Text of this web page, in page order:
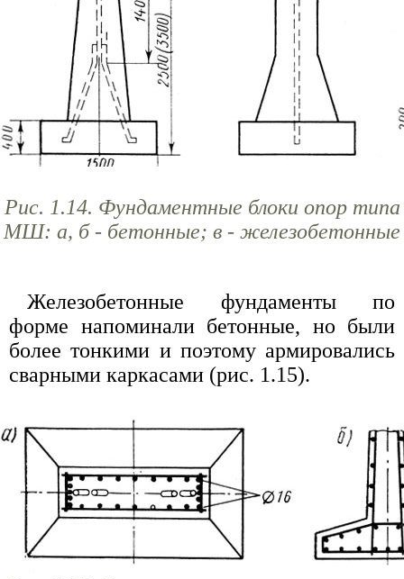
Рис. 1.14. Фундаментные блоки опор типа
МШ: а, б - бетонные; в - железобетонные
Железобетонные фундаменты по
форме напоминали бетонные, но были
более тонкими и поэтому армировались
сварными каркасами (рис. 1.15).